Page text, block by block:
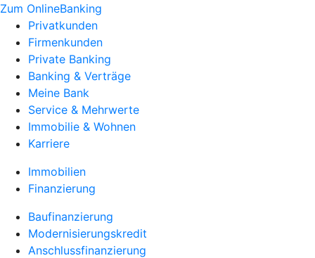
Zum OnlineBanking
Privatkunden
Firmenkunden
Private Banking
Banking & Verträge
Meine Bank
Service & Mehrwerte
Immobilie & Wohnen
Karriere
Immobilien
Finanzierung
Baufinanzierung
Modernisierungskredit
Anschlussfinanzierung